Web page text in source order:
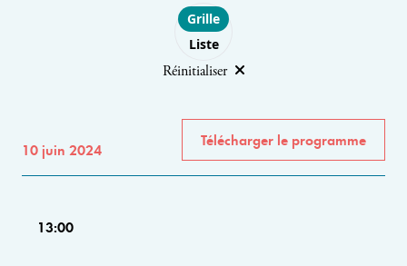
Choose layout
Grille
Liste
Réinitialiser
10 juin 2024
Télécharger le programme
13:00